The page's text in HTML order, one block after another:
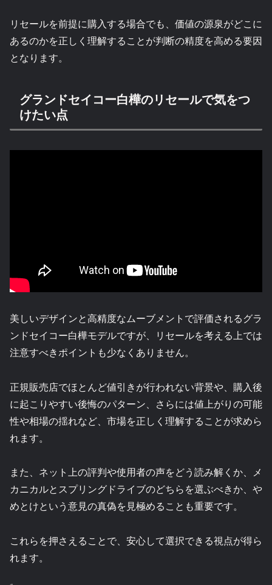
リセールを前提に購入する場合でも、価値の源泉がどこに
あるのかを正しく理解することが判断の精度を高める要因
となります。
グランドセイコー白樺のリセールで気をつ
けたい点
美しいデザインと高精度なムーブメントで評価されるグラ
ンドセイコー白樺モデルですが、リセールを考える上では
注意すべきポイントも少なくありません。
正規販売店でほとんど値引きが行われない背景や、購入後
に起こりやすい後悔のパターン、さらには値上がりの可能
性や相場の揺れなど、市場を正しく理解することが求めら
れます。
また、ネット上の評判や使用者の声をどう読み解くか、メ
カニカルとスプリングドライブのどちらを選ぶべきか、や
めとけという意見の真偽を見極めることも重要です。
これらを押さえることで、安心して選択できる視点が得ら
れます。